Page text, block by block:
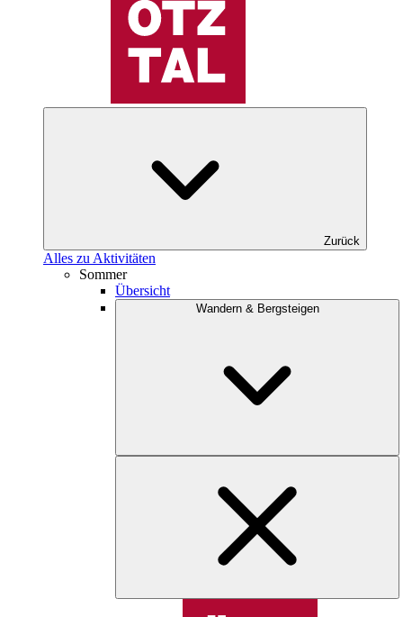
Zurück
Alles zu Aktivitäten
Sommer
Übersicht
Wandern & Bergsteigen